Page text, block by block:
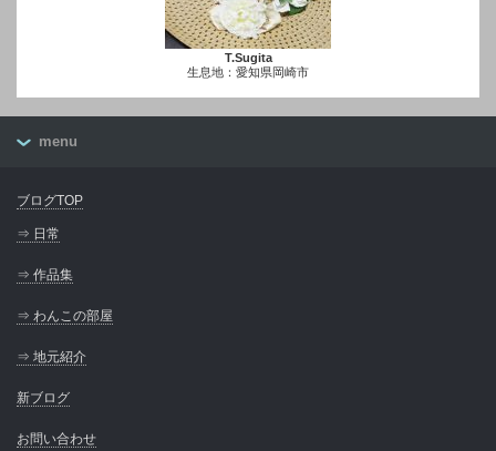
T.Sugita
生息地：愛知県岡崎市
menu
ブログTOP
⇒ 日常
⇒ 作品集
⇒ わんこの部屋
⇒ 地元紹介
新ブログ
お問い合わせ